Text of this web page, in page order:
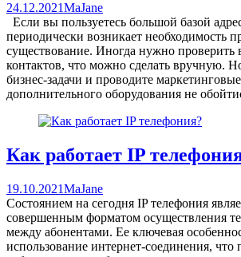
24.12.2021MaJane
Если вы пользуетесь большой базой
периодически возникает необходимость
существование. Иногда нужно проверить
контактов, что можно сделать вручную.
бизнес-задачи и проводите
дополнительного оборудования не
Как работает IP
19.10.2021MaJane
Состоянием на сегодня IP телефония
совершенным форматом осуществления
между абонентами. Ее ключевая
использование интернет-соединения, что